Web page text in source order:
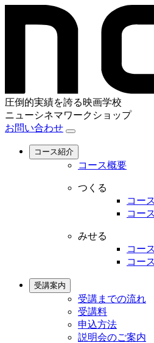
圧倒的実績を誇る映画学校
ニューシネマワークショップ
お問い合わせ
コース紹介
コース概要
つくる
コー
コー
みせる
コー
コー
受講案内
受講までの流れ
受講料
申込方法
説明会のご案内